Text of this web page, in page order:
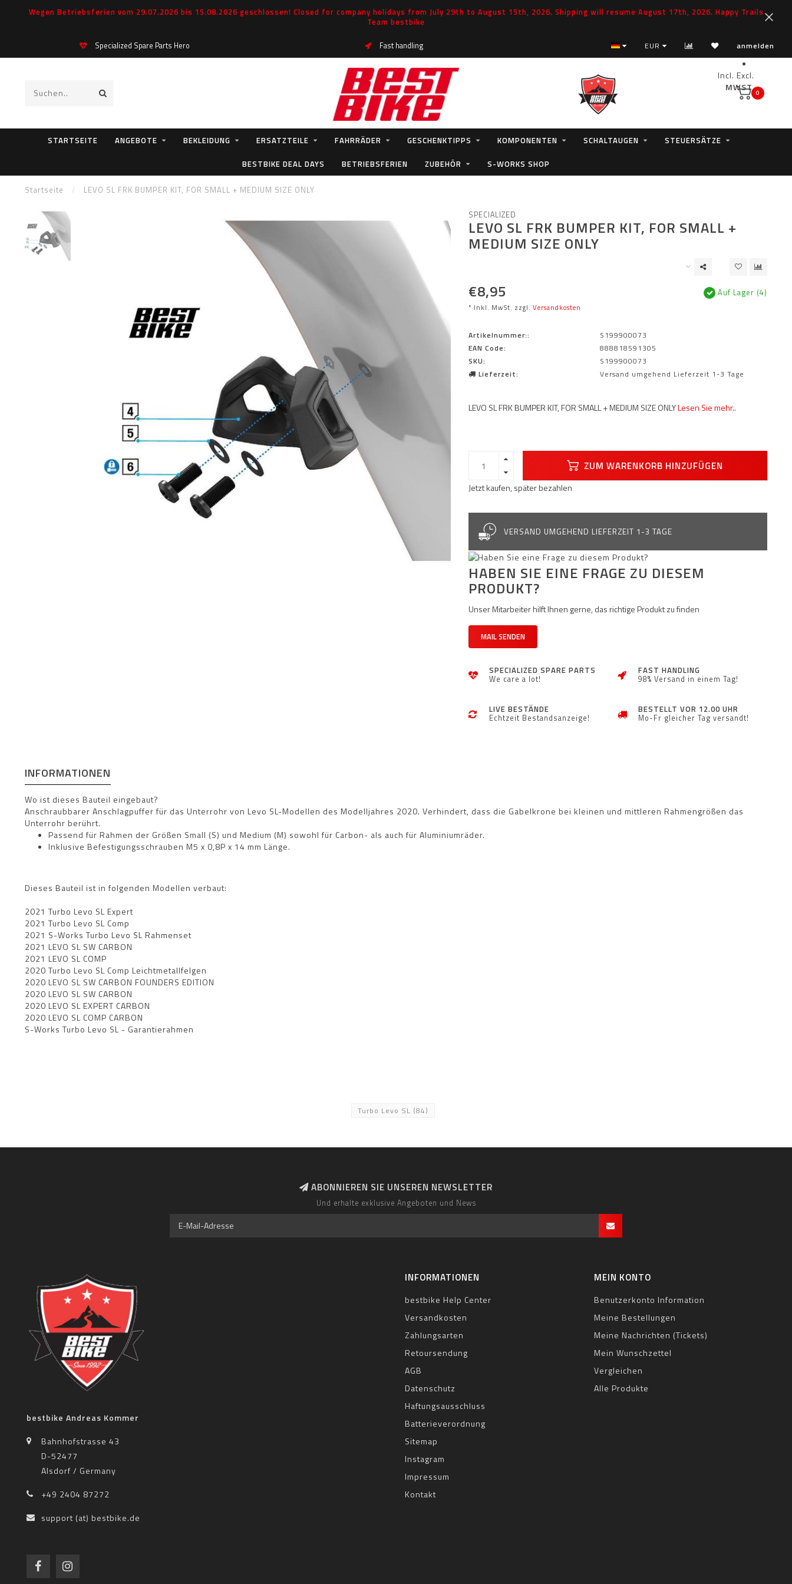
Wegen Betriebsferien vom 29.07.2026 bis 15.08.2026 geschlossen! Closed for company holidays from July 29th to August 15th, 2026. Shipping will resume August 17th, 2026. Happy Trails
Team bestbike
Specialized Spare Parts Hero Fast handling EUR anmelden
Incl. Excl.
MWST.0
STARTSEITE ANGEBOTE BEKLEIDUNG ERSATZTEILE FAHRRÄDER GESCHENKTIPPS KOMPONENTEN SCHALTAUGEN
STEUERSÄTZE
BESTBIKE DEAL DAYS
BETRIEBSFERIEN ZUBEHÖR S-WORKS SHOP
Startseite / LEVO SL FRK BUMPER KIT, FOR SMALL + MEDIUM SIZE ONLY
SPECIALIZED
LEVO SL FRK BUMPER KIT, FOR SMALL +
MEDIUM SIZE ONLY
€8,95
* Inkl. MwSt. zzgl. Versandkosten
Auf Lager (4)
Artikelnummer::
S199900073
EAN Code:
888818591305
SKU:
S199900073
Lieferzeit:
Versand umgehend Lieferzeit 1-3 Tage
LEVO SL FRK BUMPER KIT, FOR SMALL + MEDIUM SIZE ONLYLesen Sie mehr..
ZUM WARENKORB HINZUFÜGEN
Jetzt kaufen, später bezahlen
VERSAND UMGEHEND LIEFERZEIT 1-3 TAGE
HABEN SIE EINE FRAGE ZU DIESEM
PRODUKT?
Unser Mitarbeiter hilft Ihnen gerne, das richtige Produkt zu finden
MAIL SENDEN
SPECIALIZED SPARE PARTS
We care a lot!
FAST HANDLING
98% Versand in einem Tag!
LIVE BESTÄNDE
Echtzeit Bestandsanzeige!
BESTELLT VOR 12.00 UHR
Mo-Fr gleicher Tag versandt!
INFORMATIONEN
Wo ist dieses Bauteil eingebaut?
Anschraubbarer Anschlagpuffer für das Unterrohr von Levo SL-Modellen des Modelljahres 2020. Verhindert, dass die Gabelkrone bei kleinen und mittleren Rahmengrößen das
Unterrohr berührt.
Passend für Rahmen der Größen Small (S) und Medium (M) sowohl für Carbon- als auch für Aluminiumräder.
Inklusive Befestigungsschrauben M5 x 0,8P x 14 mm Länge.
Dieses Bauteil ist in folgenden Modellen verbaut:
2021 Turbo Levo SL Expert
2021 Turbo Levo SL Comp
2021 S-Works Turbo Levo SL Rahmenset
2021 LEVO SL SW CARBON
2021 LEVO SL COMP
2020 Turbo Levo SL Comp Leichtmetallfelgen
2020 LEVO SL SW CARBON FOUNDERS EDITION
2020 LEVO SL SW CARBON
2020 LEVO SL EXPERT CARBON
2020 LEVO SL COMP CARBON
S-Works Turbo Levo SL - Garantierahmen
Turbo Levo SL (84)
ABONNIEREN SIE UNSEREN NEWSLETTER
Und erhalte exklusive Angeboten und News
bestbike Andreas Kommer
Bahnhofstrasse 43
D-52477
Alsdorf / Germany
+49 2404 87272
support (at) bestbike.de
INFORMATIONEN
bestbike Help Center
Versandkosten
Zahlungsarten
Retoursendung
AGB
Datenschutz
Haftungsausschluss
Batterieverordnung
Sitemap
Instagram
Impressum
Kontakt
MEIN KONTO
Benutzerkonto Information
Meine Bestellungen
Meine Nachrichten (Tickets)
Mein Wunschzettel
Vergleichen
Alle Produkte